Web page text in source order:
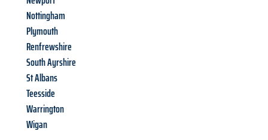
Nottingham
Plymouth
Renfrewshire
South Ayrshire
St Albans
Teesside
Warrington
Wigan